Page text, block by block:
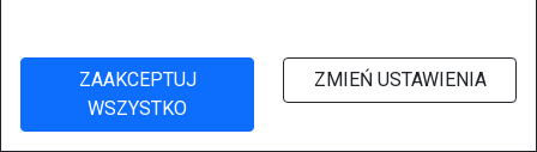
ZAAKCEPTUJ
WSZYSTKO
ZMIEŃ USTAWIENIA